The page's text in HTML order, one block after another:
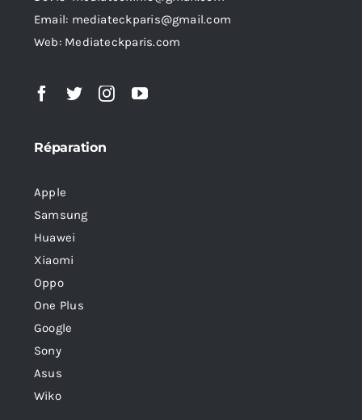
Email: mediateckparis@gmail.com
Web: Mediateckparis.com
Réparation
Apple
Samsung
Huawei
Xiaomi
Oppo
One Plus
Google
Sony
Asus
Wiko